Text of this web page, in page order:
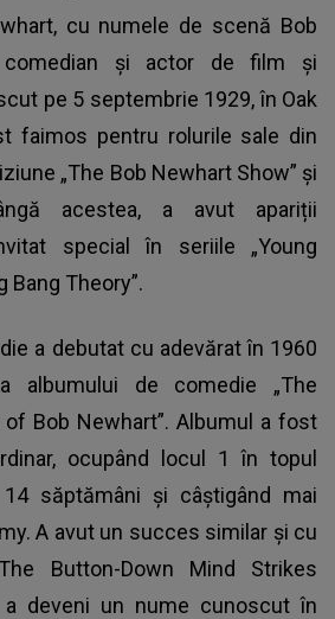
cu numele de scenă Bob
și actor de film și
pe 5 septembrie 1929, în Oak
faimos pentru rolurile sale din
„The Bob Newhart Show” și
acestea, a avut apariții
special în seriile „Young
Bang Theory”.
a debutat cu adevărat în 1960
albumului de comedie „The
Bob Newhart”. Albumul a fost
ocupând locul 1 în topul
săptămâni și câștigând mai
A avut un succes similar și cu
Button-Down Mind Strikes
a deveni un nume cunoscut în